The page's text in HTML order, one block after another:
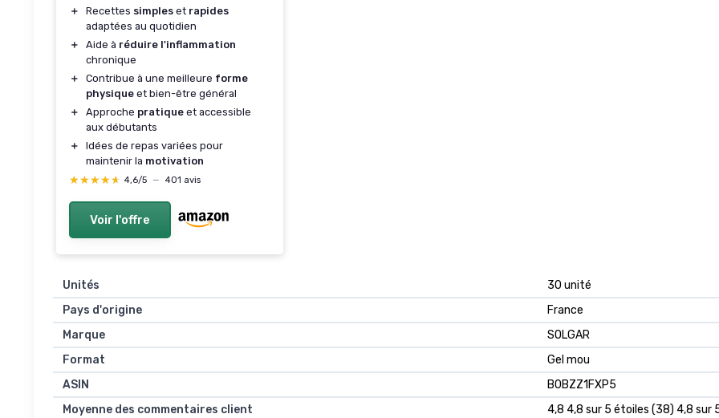
＋ Recettes simples et rapides
adaptées au quotidien
＋
Aide à réduire l'inflammation
chronique
＋
Contribue à une meilleure forme
physique et bien-être général
＋
Approche pratique et accessible
aux débutants
＋
Idées de repas variées pour
maintenir la motivation
★★★★★
★★★★★ 4,6/5 — 401 avis
Voir l'offre
Unités
‎30 unité
Pays d'origine
‎France
Marque
‎SOLGAR
Format
‎Gel mou
ASIN
B0BZZ1FXP5
Moyenne des commentaires client
4,8 4,8 sur 5 étoiles (38) 4,8 sur